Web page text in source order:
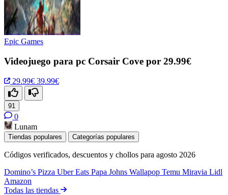
Epic Games
Videojuego para pc Corsair Cove por 29.99€
29.99€ 39.99€
91
0
Lunam
Tiendas populares Categorías populares
Códigos verificados, descuentos y chollos para agosto 2026
Domino’s Pizza Uber Eats Papa Johns Wallapop Temu Miravia Lidl
Amazon
Todas las tiendas